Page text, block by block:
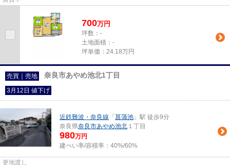
700万円
坪数：-
土地面積：-
坪単価：24.18万円
売買｜売地 奈良市あやめ池北1丁目
3月12日 値下げ
近鉄難波・奈良線 「 菖蒲池 」駅 徒歩9分
奈良県奈良市あやめ池北 １丁目
980万円
建ぺい率/容積率： 40%/60%
更地渡し